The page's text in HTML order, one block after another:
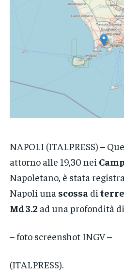
POLITICA
SPORT
CONTATTI
NAPOLI (ITALPRESS) –
attorno alle 19,30 nei
Napoletano, è stata
Napoli una scossa di
Md 3.2 ad una profondità
– foto screenshot INGV –
(ITALPRESS).